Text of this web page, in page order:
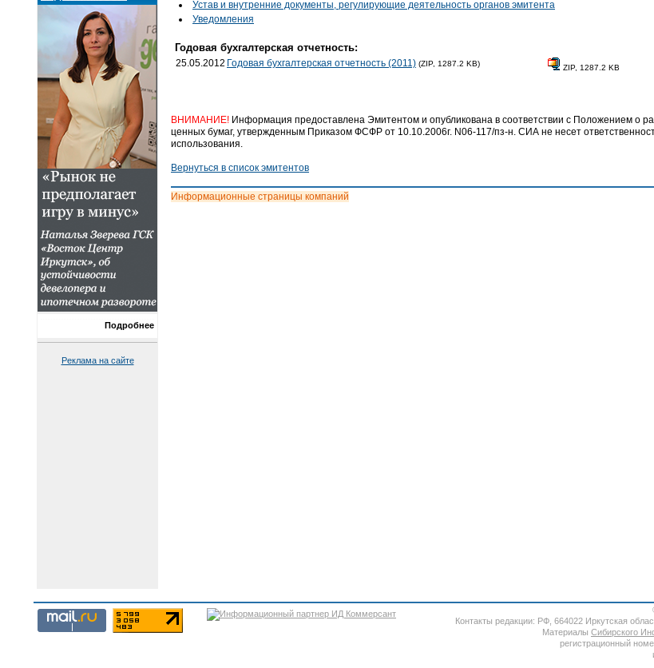
Подробнее
Реклама на сайте
Устав и внутренние документы, регулирующие деятельность органов эмитента
Уведомления
Годовая бухгалтерская отчетность:
25.05.2012 Годовая бухгалтерская отчетность (2011) (ZIP, 1287.2 KB) ZIP, 1287.2 KB
ВНИМАНИЕ! Информация предоставлена Эмитентом и опубликована в соответствии с Положением о
ценных бумаг, утвержденным Приказом ФСФР от 10.10.2006г. N06-117/пз-н. СИА не несет
использования.
Вернуться в список эмитентов
Информационные страницы компаний
Контакты редакции: РФ, 664022 Иркутская
Материалы Сибирского
регистрационный